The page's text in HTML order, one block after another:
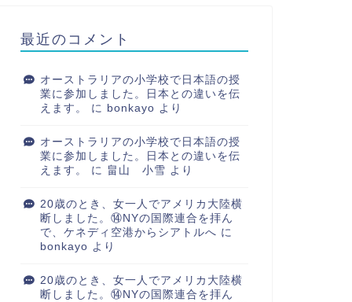
最近のコメント
オーストラリアの小学校で日本語の授
業に参加しました。日本との違いを伝
えます。
に bonkayo より
オーストラリアの小学校で日本語の授
業に参加しました。日本との違いを伝
えます。
に 畠山 小雪 より
20歳のとき、女一人でアメリカ大陸横
断しました。⑭NYの国際連合を拝ん
で、ケネディ空港からシアトルへ に
bonkayo より
20歳のとき、女一人でアメリカ大陸横
断しました。⑭NYの国際連合を拝ん